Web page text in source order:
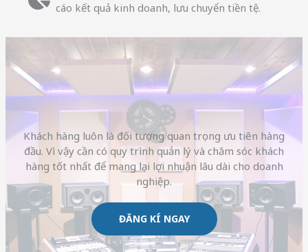
cáo kết quả kinh doanh, lưu chuyển tiền tệ.
Khách hàng luôn là đối tượng quan trọng ưu tiên hàng
đầu. Vì vậy cần có quy trình quản lý và chăm sóc khách
hàng tốt nhất để mang lại lợi nhuận lâu dài cho doanh
nghiệp.
ĐĂNG KÍ NGAY